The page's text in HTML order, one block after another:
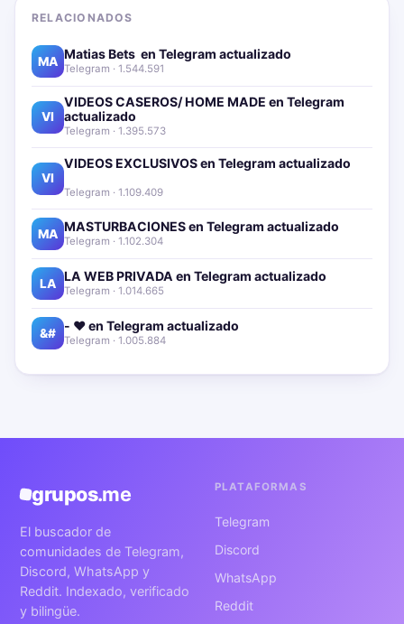
RELACIONADOS
MA Matias Bets ‍ en Telegram actualizado📱🔥
Telegram · 1.544.591
VI
VIDEOS CASEROS/ HOME MADE en Telegram
actualizado📱🔥
Telegram · 1.395.573
VI
VIDEOS EXCLUSIVOS en Telegram actualizado📱
Telegram · 1.109.409
MA MASTURBACIONES en Telegram actualizado📱🔥
Telegram · 1.102.304
LA LA WEB PRIVADA en Telegram actualizado📱🔥
Telegram · 1.014.665
&# - ❤️ en Telegram actualizado📱🔥
Telegram · 1.005.884
grupos.me
El buscador de
comunidades de Telegram,
Discord, WhatsApp y
Reddit. Indexado, verificado
y bilingüe.
PLATAFORMAS
Telegram
Discord
WhatsApp
Reddit